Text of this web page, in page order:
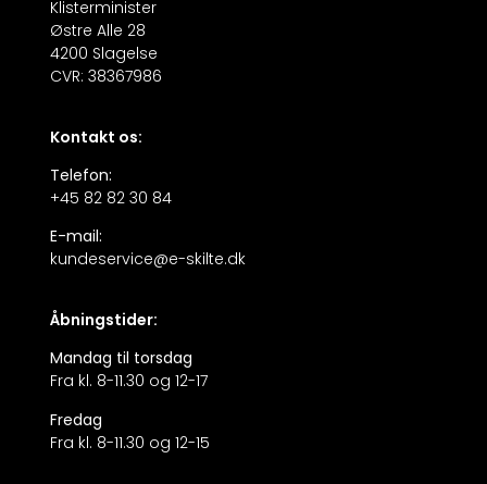
Klisterminister
Østre Alle 28
4200 Slagelse
CVR: 38367986
Kontakt os:
Telefon:
+45 82 82 30 84
E-mail:
kundeservice@e-skilte.dk
Åbningstider:
Mandag til torsdag
Fra kl. 8-11.30 og 12-17
Fredag
Fra kl. 8-11.30 og 12-15